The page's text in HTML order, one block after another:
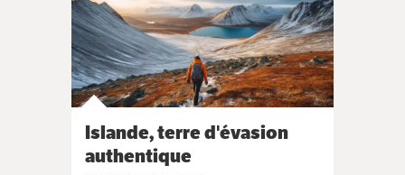
Islande, terre d'évasion
authentique